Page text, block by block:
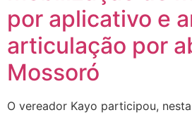
por aplicativo e
articulação por
Mossoró
O vereador Kayo participou,